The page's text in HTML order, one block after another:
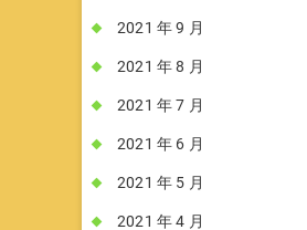
2021 年 9 月
2021 年 8 月
2021 年 7 月
2021 年 6 月
2021 年 5 月
2021 年 4 月